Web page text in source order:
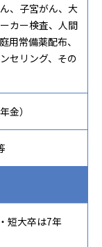
、子宮がん、大
カー検査、人間
用常備薬配布、
セリング、その
金）
短大卒は7年